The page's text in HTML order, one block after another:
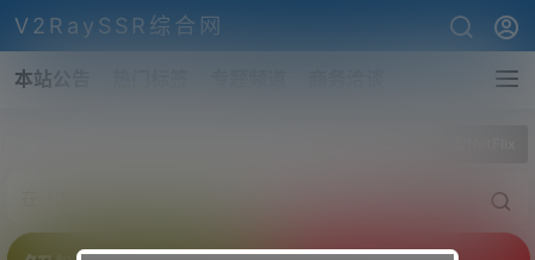
V2RaySSR综合网
本站公告